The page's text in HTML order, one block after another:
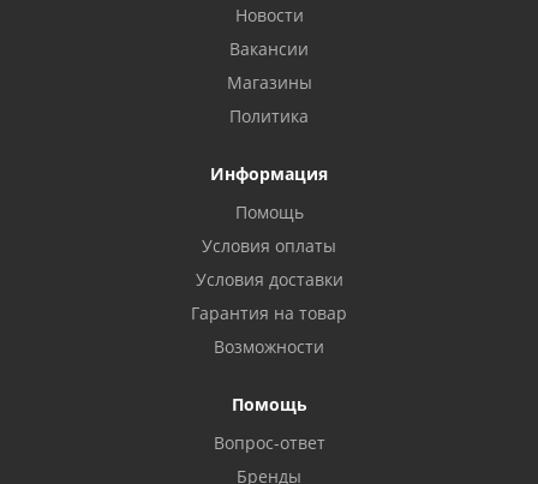
Новости
Вакансии
Магазины
Политика
Информация
Помощь
Условия оплаты
Условия доставки
Гарантия на товар
Возможности
Помощь
Вопрос-ответ
Бренды